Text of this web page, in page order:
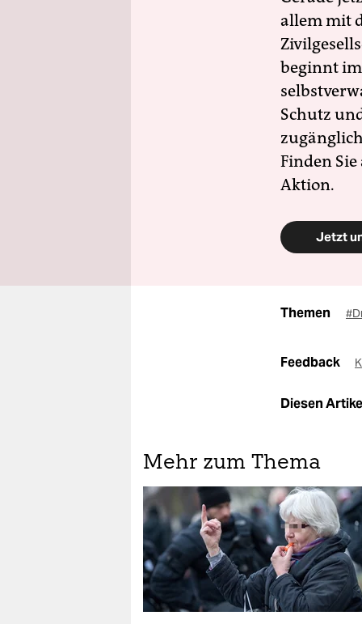
allem mit
beginnt
Schutz
Finden
Aktion.
Jetzt
Themen
Feedback
Diesen
Mehr zum Thema